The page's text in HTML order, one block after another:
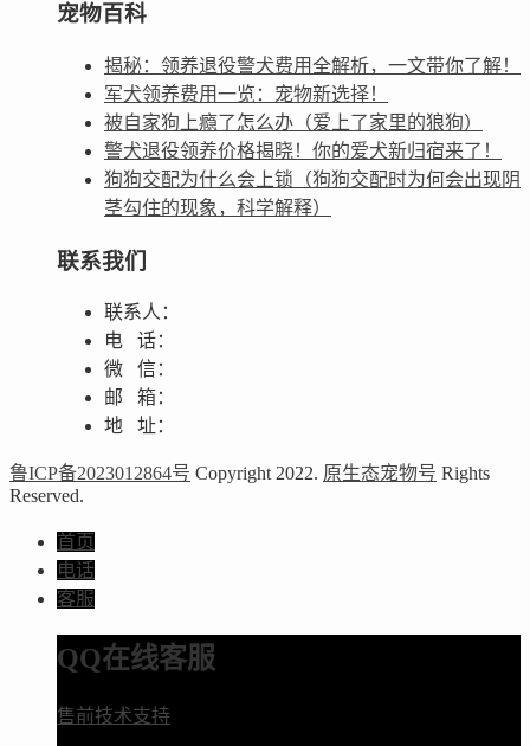
宠物百科
揭秘：领养退役警犬费用全解析，一文带你了解！
军犬领养费用一览：宠物新选择！
被自家狗上瘾了怎么办（爱上了家里的狼狗）
警犬退役领养价格揭晓！你的爱犬新归宿来了！
狗狗交配为什么会上锁（狗狗交配时为何会出现阴
茎勾住的现象，科学解释）
联系我们
联系人：
电 话：
微 信：
邮 箱：
地 址：
鲁ICP备2023012864号 Copyright 2022. 原生态宠物号 Rights
Reserved.
首页
电话
客服
QQ在线客服
售前技术支持